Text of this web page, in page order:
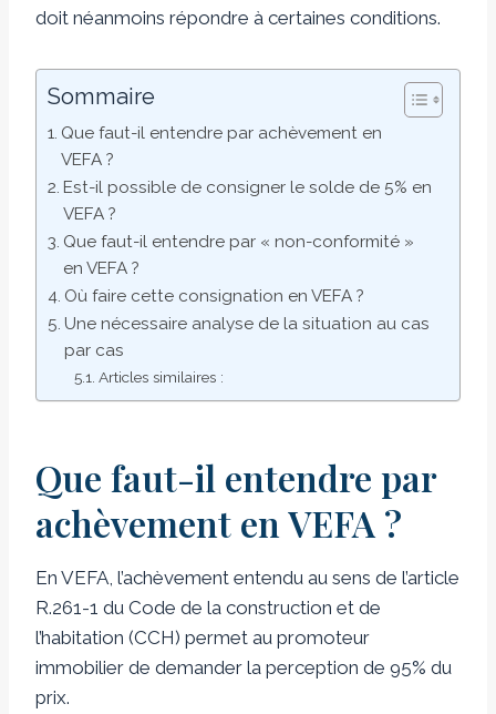
doit néanmoins répondre à certaines conditions.
Sommaire
Que faut-il entendre par achèvement en
VEFA ?
Est-il possible de consigner le solde de 5% en
VEFA ?
Que faut-il entendre par « non-conformité »
en VEFA ?
Où faire cette consignation en VEFA ?
Une nécessaire analyse de la situation au cas
par cas
Articles similaires :
Que faut-il entendre par
achèvement en VEFA ?
En VEFA, l’achèvement entendu au sens de l’article
R.261-1 du Code de la construction et de
l’habitation (CCH) permet au promoteur
immobilier de demander la perception de 95% du
prix.